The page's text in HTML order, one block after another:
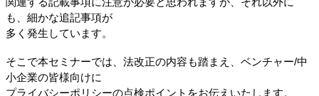
も、細かな追記事項が
多く発生しています。
そこで本セミナーでは、法改正の内容も踏まえ、ベンチャー/中
小企業の皆様向けに
プライバシーポリシーの点検ポイントをお伝えいたします。